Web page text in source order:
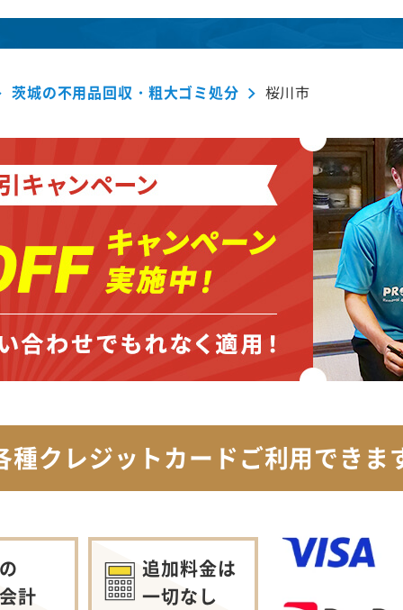
茨城の不用品回収・粗大ゴミ処分 桜川市
種クレジットカードご利用できま
計
追加料金は
一切なし